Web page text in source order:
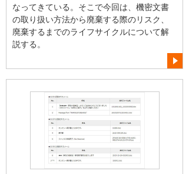
なってきている。そこで今回は、機密文書
の取り扱い方法から廃棄する際のリスク、
廃棄するまでのライフサイクルについて解
説する。